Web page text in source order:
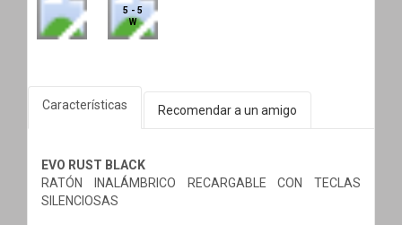
5 - 5
W
Características Recomendar a un amigo
EVO RUST BLACK
RATÓN INALÁMBRICO RECARGABLE CON TECLAS
SILENCIOSAS